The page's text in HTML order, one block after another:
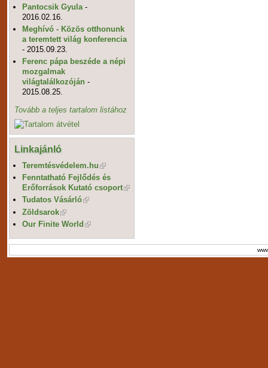
Pantocsik Gyula -
2016.02.16.
Meghívó - Közös otthonunk
a teremtett világ konferencia
- 2015.09.23.
Ferenc pápa beszéde a népi
mozgalmak
világtalálkozóján -
2015.08.25.
Tovább a teljes tartalom listához
Linkajánló
Teremtésvédelem.hu
Fenntatható Fejlődés és
Erőforrások Kutató csoport
Tudatos Vásárló
Zöldsarok
Our Finite World